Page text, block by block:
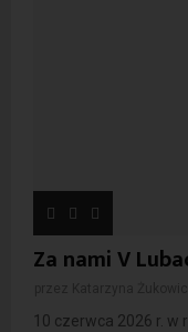
Za nami V
10 czerwca 2026 r. w